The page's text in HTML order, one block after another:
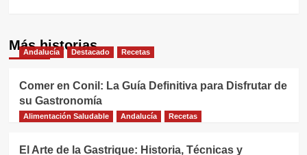
Más historias
Andalucía Destacado Recetas
Comer en Conil: La Guía Definitiva para Disfrutar de
su Gastronomía
Alimentación Saludable Andalucía Recetas
El Arte de la Gastrique: Historia, Técnicas y